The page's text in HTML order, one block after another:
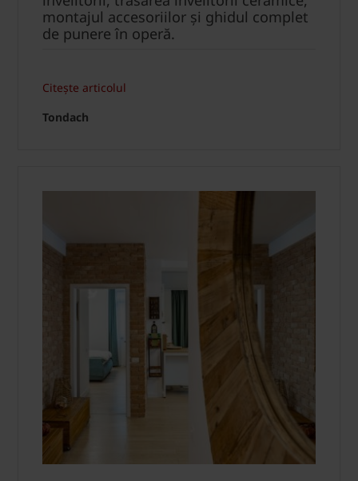
montajul accesoriilor și ghidul complet
de punere în operă.
Citește articolul
Tondach